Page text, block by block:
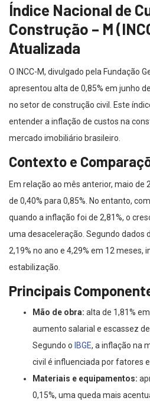
Índice Nacional de
Construção – M
Atualizada
O INCC-M, divulgado pela Fundação
apresentou alta de 0,85% em junho
no setor de construção civil. Este
entender a inflação de custos na
mercado imobiliário brasileiro.
Contexto e
Em relação ao mês anterior, maio de
de 0,40% para 0,85%. No entanto,
quando a inflação foi de 2,81%, o
uma desaceleração. Segundo dados
2,19% no ano e 4,29% em 12 meses,
estabilização.
Principais
Mão de obra: alta de 1,81%
aumento salarial e escassez
Segundo o IBGE, a inflação na
civil é influenciada por fatores
Materiais e equipamentos:
0,15%, uma queda mais